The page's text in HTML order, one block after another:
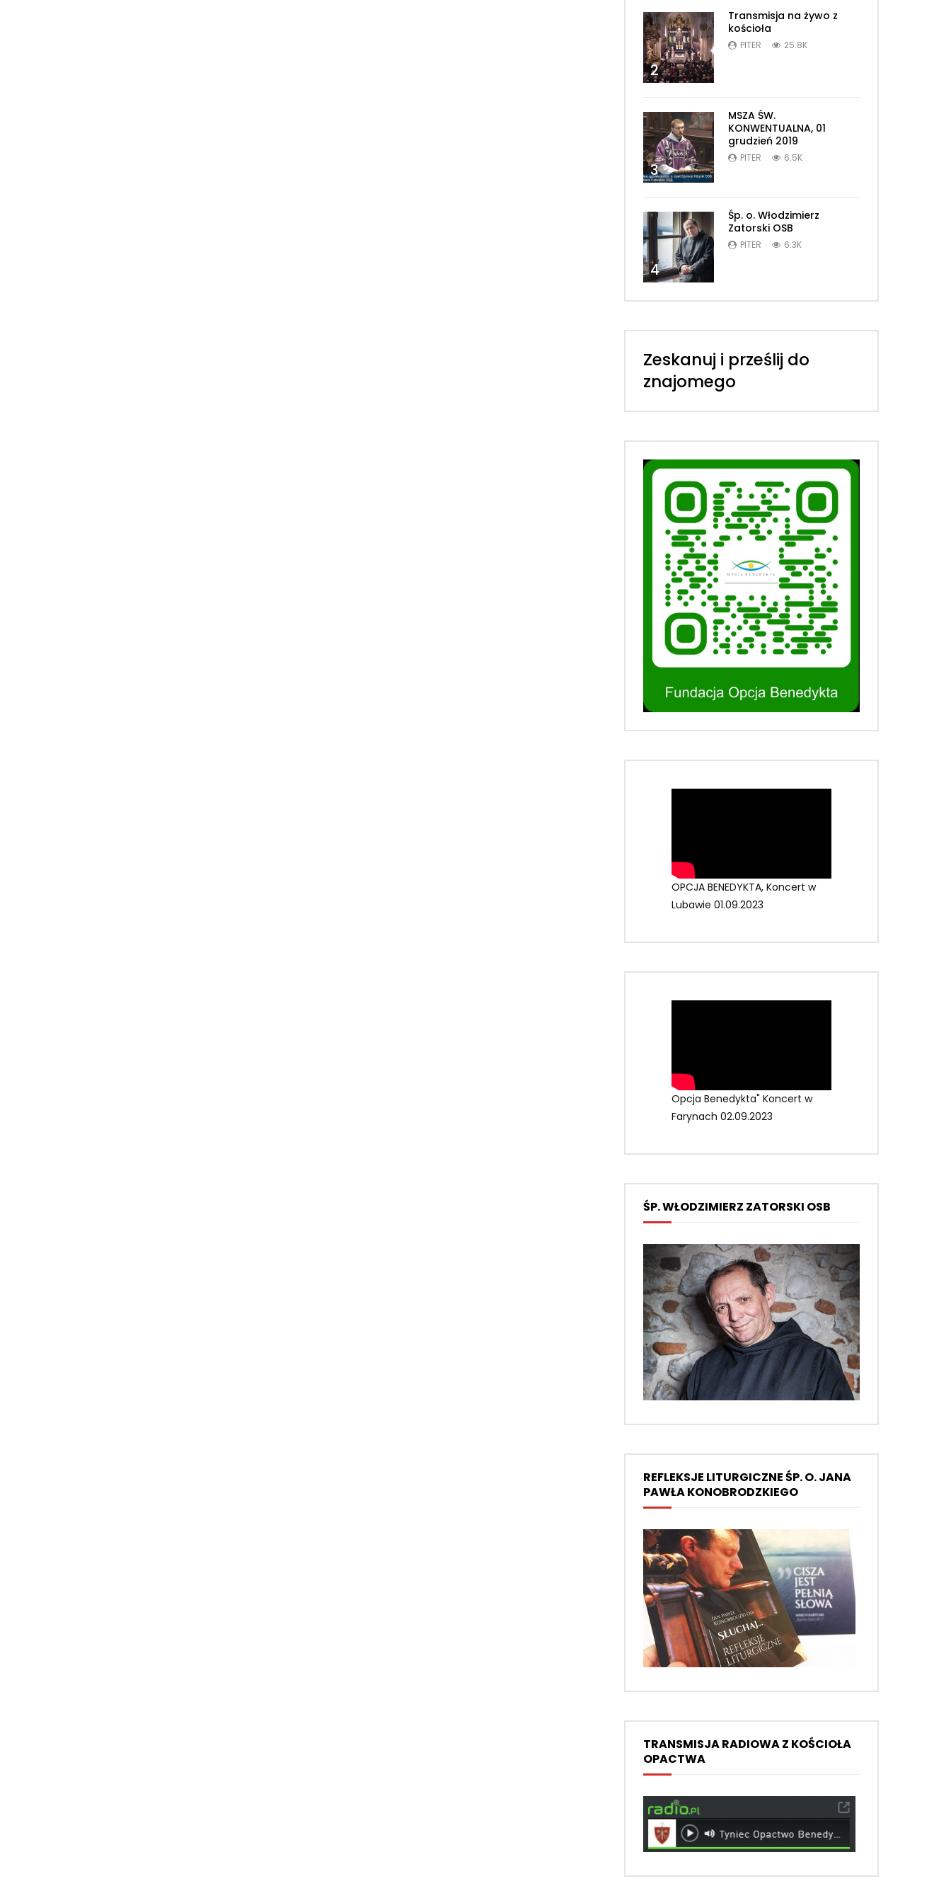
2
Transmisja na żywo z
kościoła
PITER 25.8K
3
MSZA ŚW.
KONWENTUALNA, 01
grudzień 2019
PITER 6.5K
4
Śp. o. Włodzimierz
Zatorski OSB
PITER 6.3K
Zeskanuj i prześlij do
znajomego
OPCJA BENEDYKTA, Koncert w
Lubawie 01.09.2023
Opcja Benedykta" Koncert w
Farynach 02.09.2023
ŚP. WŁODZIMIERZ ZATORSKI OSB
REFLEKSJE LITURGICZNE ŚP. O. JANA
PAWŁA KONOBRODZKIEGO
TRANSMISJA RADIOWA Z KOŚCIOŁA
OPACTWA